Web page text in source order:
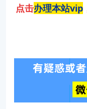
点击办理本站vip